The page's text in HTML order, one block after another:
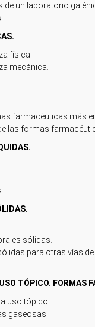
de un laboratorio
física.
mecánica.
farmacéuticas más
las formas
sólidas.
para otras vías
TÓPICO. FORMAS
uso tópico.
gaseosas.